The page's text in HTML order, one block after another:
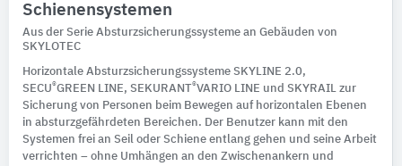
Schienensystemen
Aus der Serie Absturzsicherungssysteme an Gebäuden von
SKYLOTEC
Horizontale Absturzsicherungssysteme SKYLINE 2.0,
SECU®GREEN LINE, SEKURANT®VARIO LINE und SKYRAIL zur
Sicherung von Personen beim Bewegen auf horizontalen Ebenen
in absturzgefährdeten Bereichen. Der Benutzer kann mit den
Systemen frei an Seil oder Schiene entlang gehen und seine Arbeit
verrichten – ohne Umhängen an den Zwischenankern und